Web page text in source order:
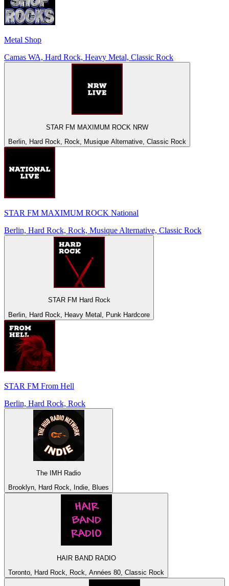
Metal Shop
Camas WA, Hard Rock, Heavy Metal, Classic Rock
STAR FM MAXIMUM ROCK NRW
Berlin, Hard Rock, Rock, Musique Alternative, Classic Rock
STAR FM MAXIMUM ROCK National
Berlin, Hard Rock, Rock, Musique Alternative, Classic Rock
STAR FM Hard Rock
Berlin, Hard Rock, Heavy Metal, Punk Hardcore
STAR FM From Hell
Berlin, Hard Rock, Rock
The IMH Radio
Brooklyn, Hard Rock, Indie, Blues
HAIR BAND RADIO
Toronto, Hard Rock, Rock, Années 80, Classic Rock